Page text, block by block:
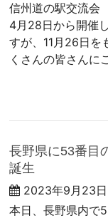
信州道の駅交流
4月28日から開催
すが、11月26日を
くさんの皆さんに
長野県に53番目
誕生
2023年9月23日
本日、長野県内で